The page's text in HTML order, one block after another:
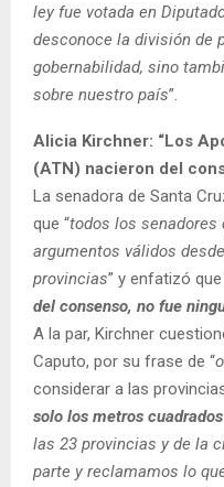
ley fue votada en
desconoce la división de
gobernabilidad, sino
sobre nuestro país”.
Alicia Kirchner: “Los
(ATN) nacieron del
La senadora de Santa
que “todos los senadores
argumentos válidos
provincias” y enfatizó que
del consenso, no fue
A la par, Kirchner
Caputo, por su frase de “
considerar a las
solo los metros
las 23 provincias y de la
parte y reclamamos lo